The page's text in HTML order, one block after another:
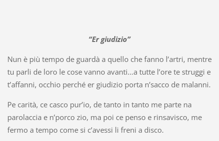
“Er giudizio”
Nun è più tempo de guardà a quello che fanno l’artri, mentre
tu parli de loro le cose vanno avanti…a tutte l’ore te struggi e
t’affanni, occhio perché er giudizio porta n’sacco de malanni.
Pe carità, ce casco pur’io, de tanto in tanto me parte na
parolaccia e n’porco zio, ma poi ce penso e rinsavisco, me
fermo a tempo come si c’avessi li freni a disco.